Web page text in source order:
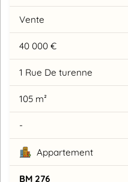
Vente
40 000 €
1 Rue De turenne
105 m²
-
Appartement
BM 276